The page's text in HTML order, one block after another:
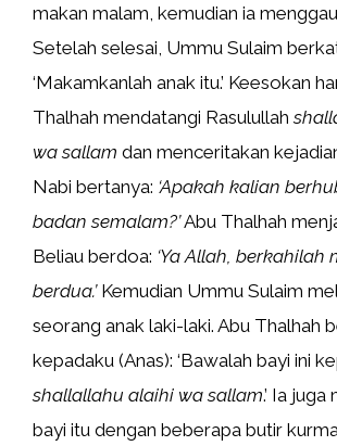
makan malam, kemudian ia
Setelah selesai, Ummu Sulaim
‘Makamkanlah anak itu.’ Keesokan
Thalhah mendatangi Rasulullah
wa sallam dan menceritakan
Nabi bertanya: ‘Apakah kalian
badan semalam?’Abu Thalhah
Beliau berdoa: ‘Ya Allah, berkahilah
berdua.’Kemudian Ummu Sulaim
seorang anak laki-laki. Abu Thalhah
kepadaku (Anas): ‘Bawalah bayi ini
shallallahu alaihi wa sallam.’ Ia
bayi itu dengan beberapa butir